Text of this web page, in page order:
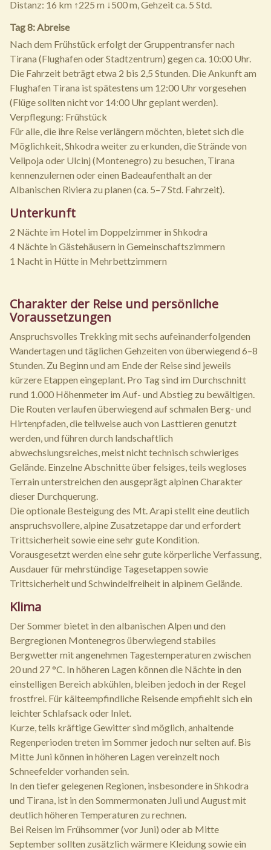
Distanz: 16 km ↑225 m ↓500 m, Gehzeit ca. 5 Std.
Tag 8: Abreise
Nach dem Frühstück erfolgt der Gruppentransfer nach
Tirana (Flughafen oder Stadtzentrum) gegen ca. 10:00 Uhr.
Die Fahrzeit beträgt etwa 2 bis 2,5 Stunden. Die Ankunft am
Flughafen Tirana ist spätestens um 12:00 Uhr vorgesehen
(Flüge sollten nicht vor 14:00 Uhr geplant werden).
Verpflegung: Frühstück
Für alle, die ihre Reise verlängern möchten, bietet sich die
Möglichkeit, Shkodra weiter zu erkunden, die Strände von
Velipoja oder Ulcinj (Montenegro) zu besuchen, Tirana
kennenzulernen oder einen Badeaufenthalt an der
Albanischen Riviera zu planen (ca. 5–7 Std. Fahrzeit).
Unterkunft
2 Nächte im Hotel im Doppelzimmer in Shkodra
4 Nächte in Gästehäusern in Gemeinschaftszimmern
1 Nacht in Hütte in Mehrbettzimmern
Charakter der Reise und persönliche
Voraussetzungen
Anspruchsvolles Trekking mit sechs aufeinanderfolgenden
Wandertagen und täglichen Gehzeiten von überwiegend 6–8
Stunden. Zu Beginn und am Ende der Reise sind jeweils
kürzere Etappen eingeplant. Pro Tag sind im Durchschnitt
rund 1.000 Höhenmeter im Auf- und Abstieg zu bewältigen.
Die Routen verlaufen überwiegend auf schmalen Berg- und
Hirtenpfaden, die teilweise auch von Lasttieren genutzt
werden, und führen durch landschaftlich
abwechslungsreiches, meist nicht technisch schwieriges
Gelände. Einzelne Abschnitte über felsiges, teils wegloses
Terrain unterstreichen den ausgeprägt alpinen Charakter
dieser Durchquerung.
Die optionale Besteigung des Mt. Arapi stellt eine deutlich
anspruchsvollere, alpine Zusatzetappe dar und erfordert
Trittsicherheit sowie eine sehr gute Kondition.
Vorausgesetzt werden eine sehr gute körperliche Verfassung,
Ausdauer für mehrstündige Tagesetappen sowie
Trittsicherheit und Schwindelfreiheit in alpinem Gelände.
Klima
Der Sommer bietet in den albanischen Alpen und den
Bergregionen Montenegros überwiegend stabiles
Bergwetter mit angenehmen Tagestemperaturen zwischen
20 und 27 °C. In höheren Lagen können die Nächte in den
einstelligen Bereich abkühlen, bleiben jedoch in der Regel
frostfrei. Für kälteempfindliche Reisende empfiehlt sich ein
leichter Schlafsack oder Inlet.
Kurze, teils kräftige Gewitter sind möglich, anhaltende
Regenperioden treten im Sommer jedoch nur selten auf. Bis
Mitte Juni können in höheren Lagen vereinzelt noch
Schneefelder vorhanden sein.
In den tiefer gelegenen Regionen, insbesondere in Shkodra
und Tirana, ist in den Sommermonaten Juli und August mit
deutlich höheren Temperaturen zu rechnen.
Bei Reisen im Frühsommer (vor Juni) oder ab Mitte
September sollten zusätzlich wärmere Kleidung sowie ein